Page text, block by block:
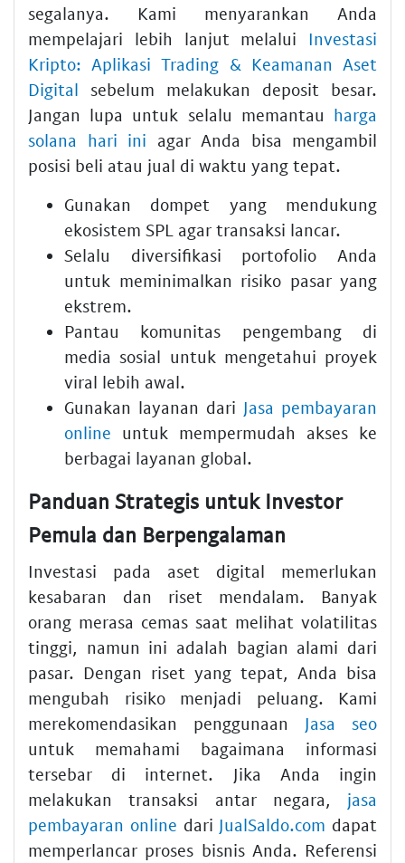
segalanya. Kami menyarankan Anda
mempelajari lebih lanjut melalui Investasi
Kripto: Aplikasi Trading & Keamanan Aset
Digital sebelum melakukan deposit besar.
Jangan lupa untuk selalu memantau harga
solana hari ini agar Anda bisa mengambil
posisi beli atau jual di waktu yang tepat.
Gunakan dompet yang mendukung
ekosistem SPL agar transaksi lancar.
Selalu diversifikasi portofolio Anda
untuk meminimalkan risiko pasar yang
ekstrem.
Pantau komunitas pengembang di
media sosial untuk mengetahui proyek
viral lebih awal.
Gunakan layanan dari Jasa pembayaran
online untuk mempermudah akses ke
berbagai layanan global.
Panduan Strategis untuk Investor
Pemula dan Berpengalaman
Investasi pada aset digital memerlukan
kesabaran dan riset mendalam. Banyak
orang merasa cemas saat melihat volatilitas
tinggi, namun ini adalah bagian alami dari
pasar. Dengan riset yang tepat, Anda bisa
mengubah risiko menjadi peluang. Kami
merekomendasikan penggunaan Jasa seo
untuk memahami bagaimana informasi
tersebar di internet. Jika Anda ingin
melakukan transaksi antar negara, jasa
pembayaran online dari JualSaldo.com dapat
memperlancar proses bisnis Anda. Referensi